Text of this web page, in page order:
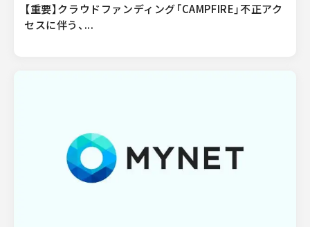
【重要】クラウドファンディング「CAMPFIRE」不正アク
セスに伴う、...